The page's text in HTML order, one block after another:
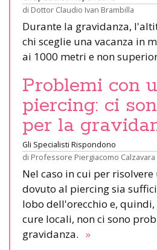
di Dottor Claudio Ivan Brambilla
Durante la gravidanza,
chi sceglie una vacanza in
ai 1000 metri e non
Problemi con
piercing: ci
per la
Gli Specialisti Rispondono
di Professore Piergiacomo
Nel caso in cui per
dovuto al piercing sia
lobo dell'orecchio e,
cure locali, non ci sono
gravidanza. »